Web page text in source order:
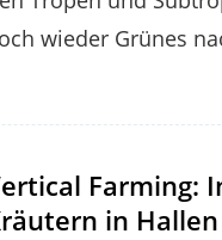
wieder Grünes
Farming:
in